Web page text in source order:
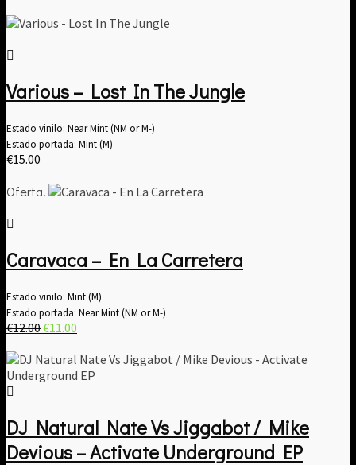
originalactual
Various – Lost In The Jungle
Estado vinilo: Near Mint (NM or M-)
Estado portada: Mint (M)
€15.00
Oferta!
Caravaca – En La Carretera
Estado vinilo: Mint (M)
Estado portada: Near Mint (NM or M-)
€12.00El
original
era:
€11.00
actual
es:
DJ Natural Nate Vs Jiggabot / Mike
Devious – Activate Underground EP